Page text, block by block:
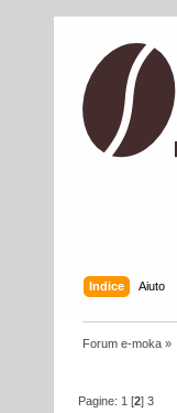
Indice Aiuto
Forum e-moka »
Pagine: 1 [2]3